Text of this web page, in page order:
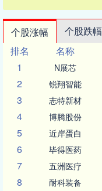
个股涨幅 个股跌幅
排名
名称
1
N展芯
2 锐翔智能
3 志特新材
4 博腾股份
5 近岸蛋白
6 毕得医药
7 五洲医疗
8 耐科装备